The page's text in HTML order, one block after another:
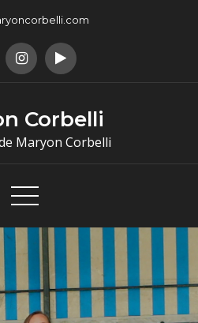
Corbelli
Maryon Corbelli